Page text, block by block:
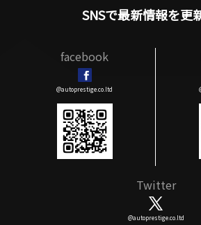
SNSで最新情報を更
facebook
@autoprestige.co.ltd
Twitter
@autoprestige.co.ltd